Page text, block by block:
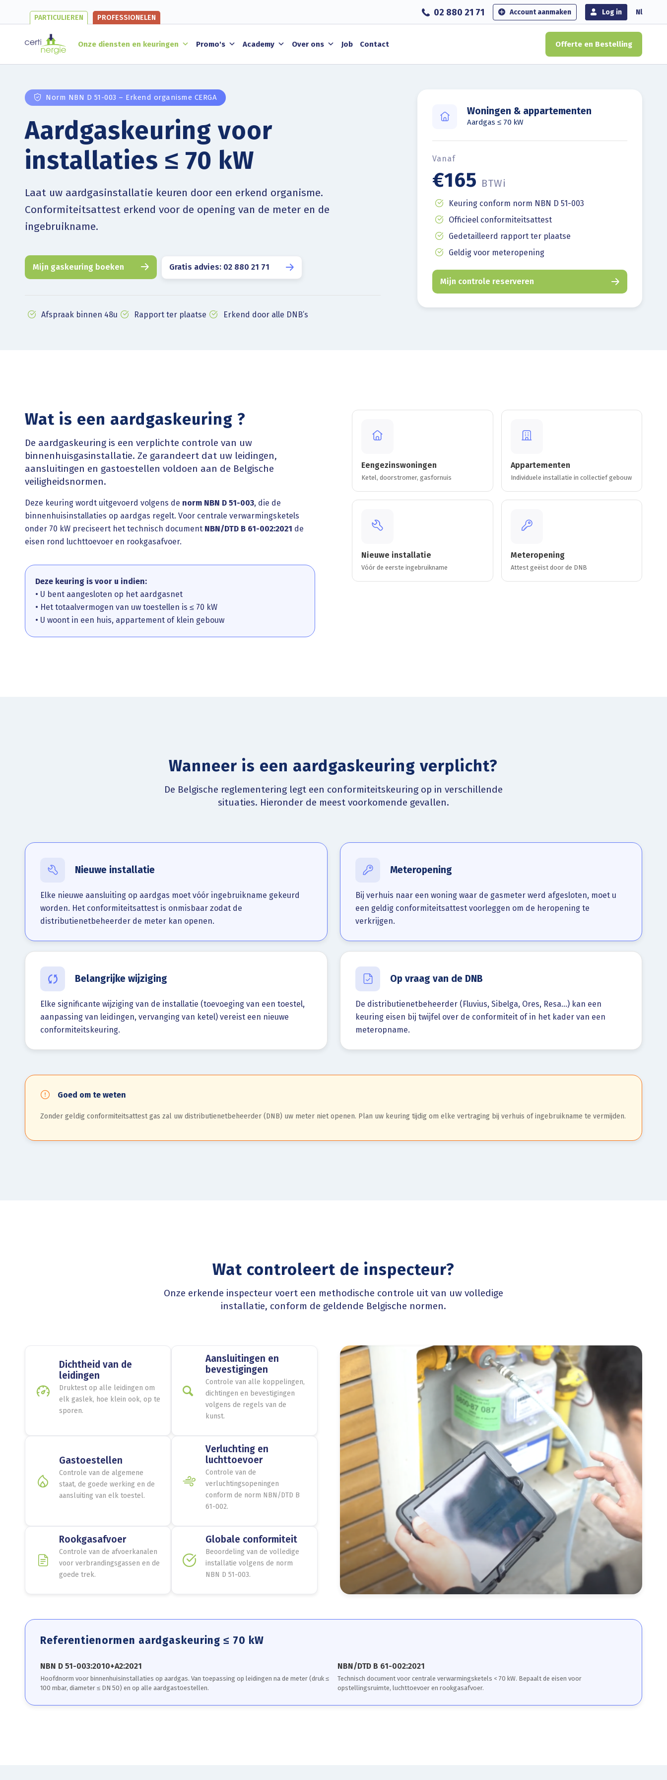
02 880 21 71 Account aanmaken Log in Nl
PARTICULIEREN PROFESSIONELEN
Onze diensten en keuringen Promo's Academy Over ons Job Contact Offerte en Bestelling
Norm NBN D 51-003 – Erkend organisme CERGA
Aardgaskeuring voor
installaties ≤ 70 kW
Laat uw aardgasinstallatie keuren door een erkend organisme.
Conformiteitsattest erkend voor de opening van de meter en de
ingebruikname.
Mijn gaskeuring boeken Gratis advies: 02 880 21 71
Afspraak binnen 48u Rapport ter plaatse Erkend door alle DNB’s
Woningen & appartementen
Aardgas ≤ 70 kW
Vanaf
€165 BTWi
Keuring conform norm NBN D 51-003
Officieel conformiteitsattest
Gedetailleerd rapport ter plaatse
Geldig voor meteropening
Mijn controle reserveren
Wat is een aardgaskeuring ?
De aardgaskeuring is een verplichte controle van uw
binnenhuisgasinstallatie. Ze garandeert dat uw leidingen,
aansluitingen en gastoestellen voldoen aan de Belgische
veiligheidsnormen.
Deze keuring wordt uitgevoerd volgens de norm NBN D 51-003, die de
binnenhuisinstallaties op aardgas regelt. Voor centrale verwarmingsketels
onder 70 kW preciseert het technisch document NBN/DTD B 61-002:2021 de
eisen rond luchttoevoer en rookgasafvoer.
Deze keuring is voor u indien:
• U bent aangesloten op het aardgasnet
• Het totaalvermogen van uw toestellen is ≤ 70 kW
• U woont in een huis, appartement of klein gebouw
Eengezinswoningen
Ketel, doorstromer, gasfornuis
Appartementen
Individuele installatie in collectief gebouw
Nieuwe installatie
Vóór de eerste ingebruikname
Meteropening
Attest geëist door de DNB
Wanneer is een aardgaskeuring verplicht?
De Belgische reglementering legt een conformiteitskeuring op in verschillende
situaties. Hieronder de meest voorkomende gevallen.
Nieuwe installatie
Elke nieuwe aansluiting op aardgas moet vóór ingebruikname gekeurd
worden. Het conformiteitsattest is onmisbaar zodat de
distributienetbeheerder de meter kan openen.
Meteropening
Bij verhuis naar een woning waar de gasmeter werd afgesloten, moet u
een geldig conformiteitsattest voorleggen om de heropening te
verkrijgen.
Belangrijke wijziging
Elke significante wijziging van de installatie (toevoeging van een toestel,
aanpassing van leidingen, vervanging van ketel) vereist een nieuwe
conformiteitskeuring.
Op vraag van de DNB
De distributienetbeheerder (Fluvius, Sibelga, Ores, Resa…) kan een
keuring eisen bij twijfel over de conformiteit of in het kader van een
meteropname.
Goed om te weten
Zonder geldig conformiteitsattest gas zal uw distributienetbeheerder (DNB) uw meter niet openen. Plan uw keuring tijdig om elke vertraging bij verhuis of ingebruikname te vermijden.
Wat controleert de inspecteur?
Onze erkende inspecteur voert een methodische controle uit van uw volledige
installatie, conform de geldende Belgische normen.
Dichtheid van de
leidingen
Druktest op alle leidingen om
elk gaslek, hoe klein ook, op te
sporen.
Aansluitingen en
bevestigingen
Controle van alle koppelingen,
dichtingen en bevestigingen
volgens de regels van de
kunst.
Gastoestellen
Controle van de algemene
staat, de goede werking en de
aansluiting van elk toestel.
Verluchting en
luchttoevoer
Controle van de
verluchtingsopeningen
conform de norm NBN/DTD B
61-002.
Rookgasafvoer
Controle van de afvoerkanalen
voor verbrandingsgassen en de
goede trek.
Globale conformiteit
Beoordeling van de volledige
installatie volgens de norm
NBN D 51-003.
Referentienormen aardgaskeuring ≤ 70 kW
NBN D 51-003:2010+A2:2021
Hoofdnorm voor binnenhuisinstallaties op aardgas. Van toepassing op leidingen na de meter (druk ≤
100 mbar, diameter ≤ DN 50) en op alle aardgastoestellen.
NBN/DTD B 61-002:2021
Technisch document voor centrale verwarmingsketels < 70 kW. Bepaalt de eisen voor
opstellingsruimte, luchttoevoer en rookgasafvoer.